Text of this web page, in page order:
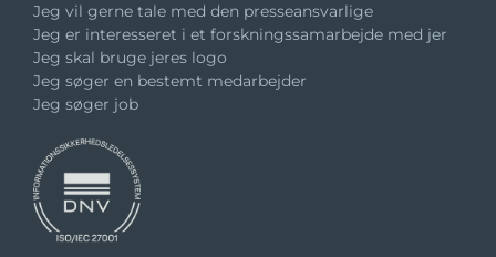
Jeg vil gerne tale med den presseansvarlige
Jeg er interesseret i et forskningssamarbejde med jer
Jeg skal bruge jeres logo
Jeg søger en bestemt medarbejder
Jeg søger job